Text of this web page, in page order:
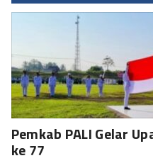
Pemkab PALI Gelar
ke 77